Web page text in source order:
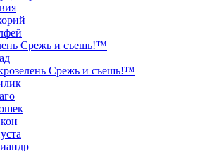
Срежь и съешь!™
Срежь и съешь!™